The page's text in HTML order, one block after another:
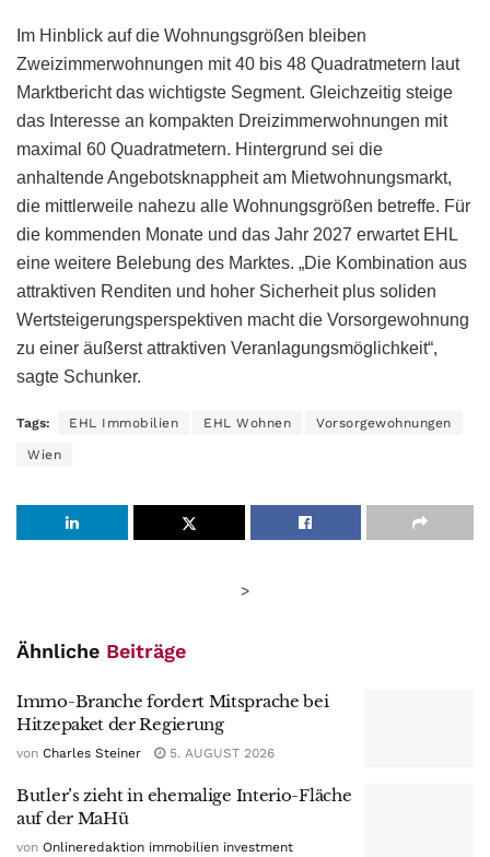
Im Hinblick auf die Wohnungsgrößen bleiben
Zweizimmerwohnungen mit 40 bis 48 Quadratmetern laut
Marktbericht das wichtigste Segment. Gleichzeitig steige
das Interesse an kompakten Dreizimmerwohnungen mit
maximal 60 Quadratmetern. Hintergrund sei die
anhaltende Angebotsknappheit am Mietwohnungsmarkt,
die mittlerweile nahezu alle Wohnungsgrößen betreffe. Für
die kommenden Monate und das Jahr 2027 erwartet EHL
eine weitere Belebung des Marktes. „Die Kombination aus
attraktiven Renditen und hoher Sicherheit plus soliden
Wertsteigerungsperspektiven macht die Vorsorgewohnung
zu einer äußerst attraktiven Veranlagungsmöglichkeit“,
sagte Schunker.
Tags: EHL Immobilien EHL Wohnen Vorsorgewohnungen
Wien
>
Ähnliche Beiträge
Immo-Branche fordert Mitsprache bei
Hitzepaket der Regierung
von Charles Steiner 5. AUGUST 2026
Butler’s zieht in ehemalige Interio-Fläche
auf der MaHü
von Onlineredaktion immobilien investment